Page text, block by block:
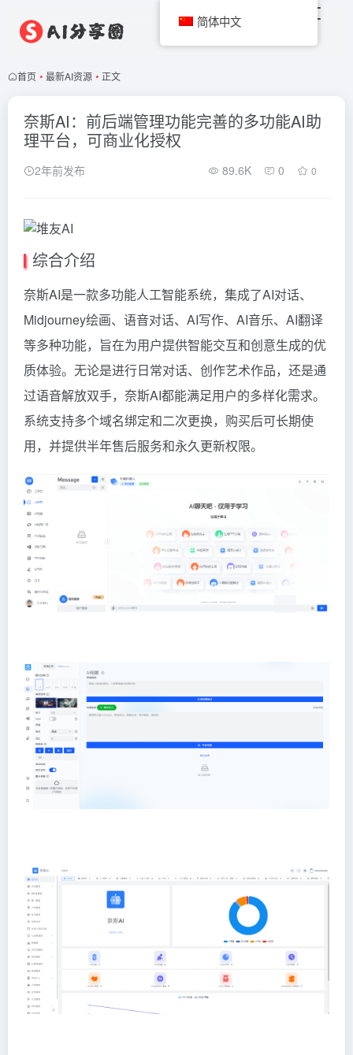
首页 • 最新AI资源 • 正文
奈斯AI：前后端管理功能完善的多功能AI助
理平台，可商业化授权
2年前发布 89.6K 0 0
综合介绍
奈斯AI是一款多功能人工智能系统，集成了AI对话、
Midjourney绘画、语音对话、AI写作、AI音乐、AI翻译
等多种功能，旨在为用户提供智能交互和创意生成的优
质体验。无论是进行日常对话、创作艺术作品，还是通
过语音解放双手，奈斯AI都能满足用户的多样化需求。
系统支持多个域名绑定和二次更换，购买后可长期使
用，并提供半年售后服务和永久更新权限。
简体中文